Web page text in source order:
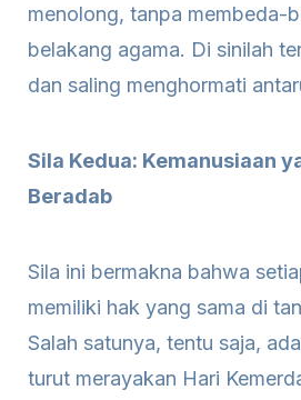
menolong, tanpa membeda-
belakang agama. Di sinilah
dan saling menghormati
Sila Kedua: Kemanusiaan
Beradab
Sila ini bermakna bahwa
memiliki hak yang sama di
Salah satunya, tentu saja,
turut merayakan Hari